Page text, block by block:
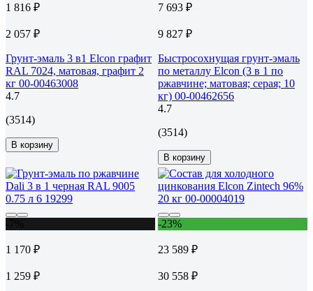
1 816 ₽
2 057 ₽
Грунт-эмаль 3 в1 Elcon графит
RAL 7024, матовая, графит 2
кг 00-00463008
4.7
(3514)
В корзину
7 693 ₽
9 827 ₽
Быстросохнущая грунт-эмаль
по металлу Elcon (3 в 1 по
ржавчине; матовая; серая; 10
кг) 00-00462656
4.7
(3514)
В корзину
1 170 ₽
1 259 ₽
-23%
23 589 ₽
30 558 ₽